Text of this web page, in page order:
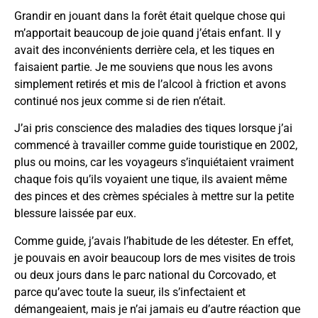
Grandir en jouant dans la forêt était quelque chose qui
m’apportait beaucoup de joie quand j’étais enfant. Il y
avait des inconvénients derrière cela, et les tiques en
faisaient partie. Je me souviens que nous les avons
simplement retirés et mis de l’alcool à friction et avons
continué nos jeux comme si de rien n’était.
J’ai pris conscience des maladies des tiques lorsque j’ai
commencé à travailler comme guide touristique en 2002,
plus ou moins, car les voyageurs s’inquiétaient vraiment
chaque fois qu’ils voyaient une tique, ils avaient même
des pinces et des crèmes spéciales à mettre sur la petite
blessure laissée par eux.
Comme guide, j’avais l’habitude de les détester. En effet,
je pouvais en avoir beaucoup lors de mes visites de trois
ou deux jours dans le parc national du Corcovado, et
parce qu’avec toute la sueur, ils s’infectaient et
démangeaient, mais je n’ai jamais eu d’autre réaction que